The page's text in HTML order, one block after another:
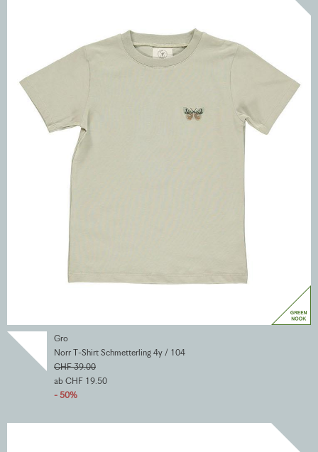
Gro
Norr T-Shirt Schmetterling 4y / 104
CHF 39.00
ab CHF 19.50
- 50%